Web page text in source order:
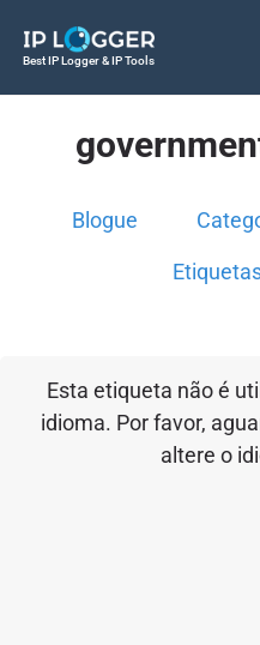
Best IP Logger & IP Tools
Blogue